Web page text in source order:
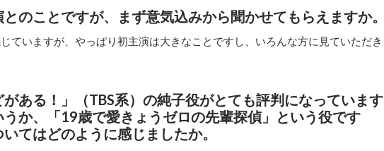
のことですが、まず意気込みから聞かせてもらえますか。
ていますが、やっぱり初主演は大きなことですし、いろんな方に見ていただき
ある！」（TBS系）の純子役がとても評判になっています
か、「19歳で愛きょうゼロの先輩探偵」という役です
てはどのように感じましたか。